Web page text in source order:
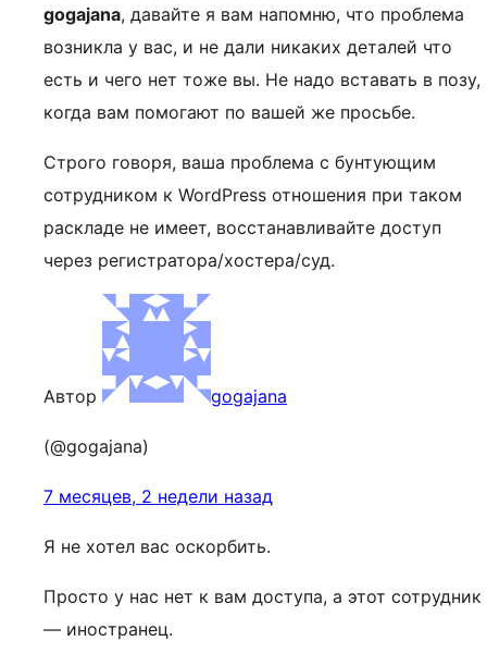
gogajana, давайте я вам напомню, что проблема
возникла у вас, и не дали никаких деталей что
есть и чего нет тоже вы. Не надо вставать в позу,
когда вам помогают по вашей же просьбе.
Строго говоря, ваша проблема с бунтующим
сотрудником к WordPress отношения при таком
раскладе не имеет, восстанавливайте доступ
через регистратора/хостера/суд.
Автор gogajana
(@gogajana)
7 месяцев, 2 недели назад
Я не хотел вас оскорбить.
Просто у нас нет к вам доступа, а этот сотрудник
— иностранец.